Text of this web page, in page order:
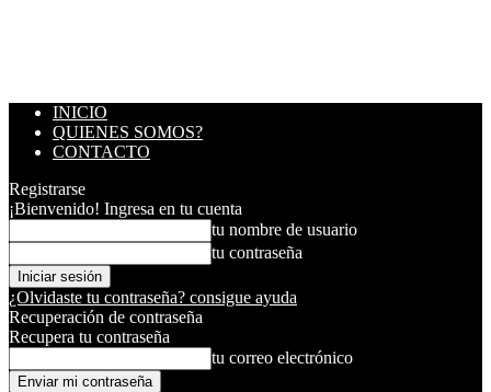
INICIO
QUIENES SOMOS?
CONTACTO
Registrarse
¡Bienvenido! Ingresa en tu cuenta
tu nombre de usuario
tu contraseña
¿Olvidaste tu contraseña? consigue ayuda
Recuperación de contraseña
Recupera tu contraseña
tu correo electrónico